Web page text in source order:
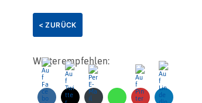
< ZURÜCK
Weiterempfehlen: